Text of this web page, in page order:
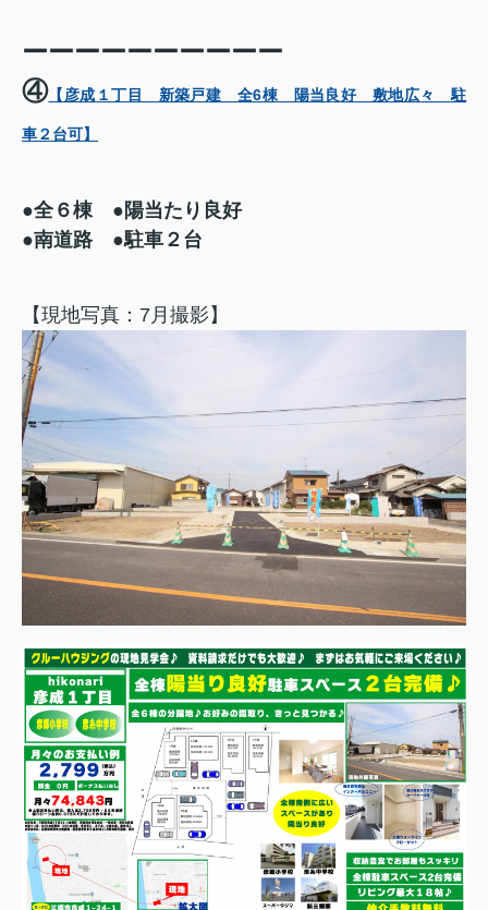
ーーーーーーーーーー
④【彦成１丁目 新築戸建 全6棟 陽当良好 敷地広々 駐
車２台可】
●全６棟 ●陽当たり良好
●南道路 ●駐車２台
【現地写真：7月撮影】